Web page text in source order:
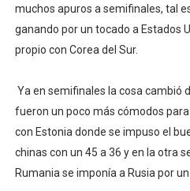
Raquel Rodriguez es la
Athletes Unlimited Softball
Mundial de piragüismo
Tour de Francia
Mundial de Fórmula 1
muchos apuros a semifinales, tal
ganando por un tocado a Estados
propio con Corea del Sur.
Ya en semifinales la cosa cambió
fueron un poco más cómodos
con Estonia donde se impuso el
chinas con un 45 a 36 y en la otra
Rumania se imponía a Rusia por un